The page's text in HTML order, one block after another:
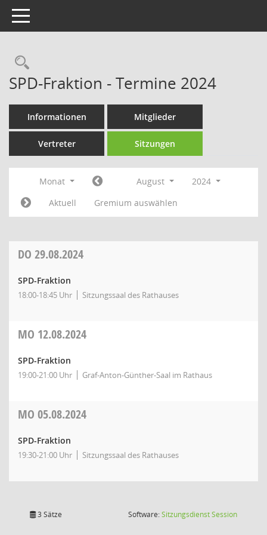
Toggle navigation
Rechercheauswahl
SPD-Fraktion - Termine 2024
Informationen Mitglieder
Vertreter Sitzungen
Monat August
2024
Aktuell
Gremium auswählen
DO 29.08.2024
SPD-Fraktion
18:00-18:45 Uhr Sitzungssaal des Rathauses
MO 12.08.2024
SPD-Fraktion
19:00-21:00 Uhr Graf-Anton-Günther-Saal im Rathaus
MO 05.08.2024
SPD-Fraktion
19:30-21:00 Uhr Sitzungssaal des Rathauses
3 Sätze Software:SitzungsdienstSession(Wird in